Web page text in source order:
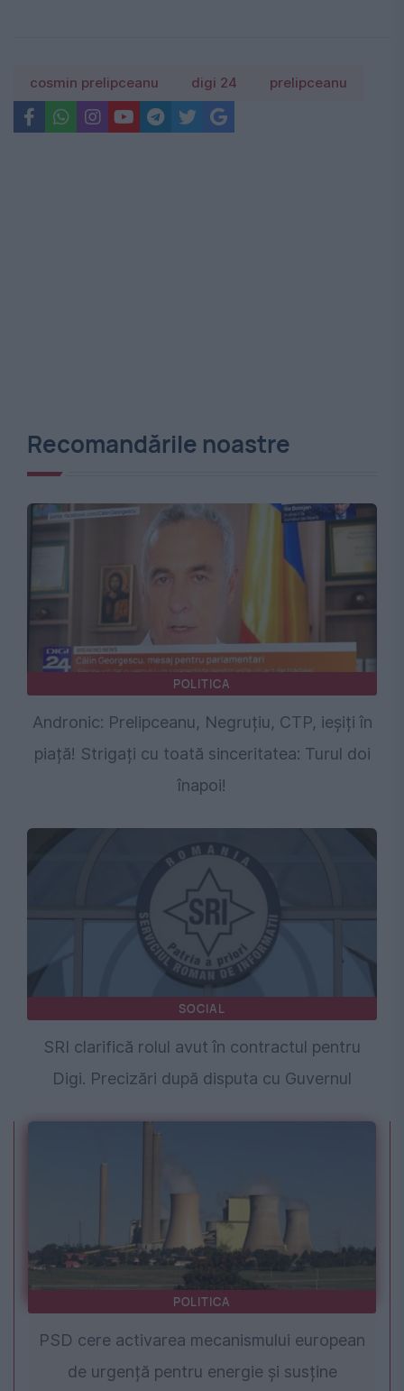
cosmin prelipceanu digi 24 prelipceanu
Recomandările noastre
POLITICA
Andronic: Prelipceanu, Negruțiu, CTP, ieșiți în
piață! Strigați cu toată sinceritatea: Turul doi
înapoi!
SOCIAL
SRI clarifică rolul avut în contractul pentru
Digi. Precizări după disputa cu Guvernul
POLITICA
PSD cere activarea mecanismului european
de urgență pentru energie și susține